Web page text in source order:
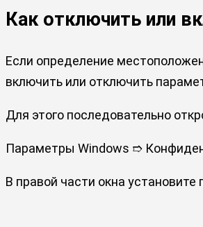
Как отключить или
Если определение
включить или отключить
Для этого последовательно
Параметры Windows ➱
В правой части окна